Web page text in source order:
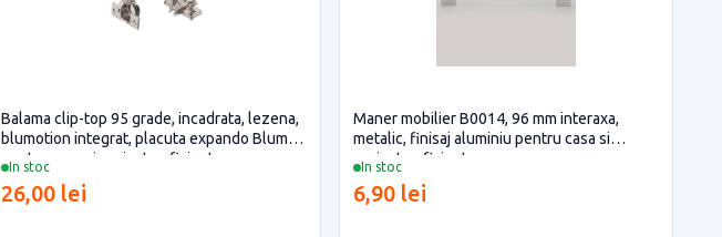
In stoc
Balama clip-top 95 grade, incadrata, lezena,
blumotion integrat, placuta expando Blum
pentru casa si proiecte eficiente
26,00 lei
In stoc
Maner mobilier B0014, 96 mm interaxa,
metalic, finisaj aluminiu pentru casa si
proiecte eficiente
6,90 lei